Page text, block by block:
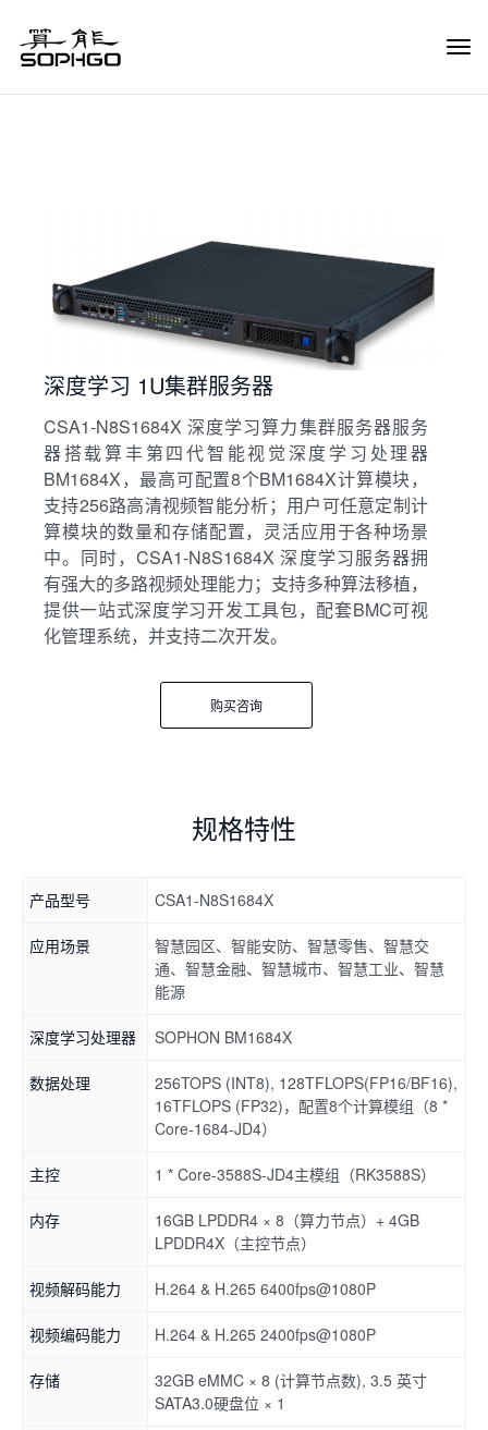
深度学习 1U集群服务器
CSA1-N8S1684X 深度学习算力集群服务器服务
器搭载算丰第四代智能视觉深度学习处理器
BM1684X，最高可配置8个BM1684X计算模块，
支持256路高清视频智能分析；用户可任意定制计
算模块的数量和存储配置，灵活应用于各种场景
中。同时，CSA1-N8S1684X 深度学习服务器拥
有强大的多路视频处理能力；支持多种算法移植，
提供一站式深度学习开发工具包，配套BMC可视
化管理系统，并支持二次开发。
购买咨询
规格特性
产品型号 CSA1-N8S1684X
应用场景
智慧园区、智能安防、智慧零售、智慧交
通、智慧金融、智慧城市、智慧工业、智慧
能源
深度学习处理器 SOPHON BM1684X
数据处理
256TOPS (INT8), 128TFLOPS(FP16/BF16),
16TFLOPS (FP32)，配置8个计算模组（8 *
Core-1684-JD4）
主控 1 * Core-3588S-JD4主模组（RK3588S）
内存
16GB LPDDR4 × 8（算力节点）+ 4GB
LPDDR4X（主控节点）
视频解码能力 H.264 & H.265 6400fps@1080P
视频编码能力 H.264 & H.265 2400fps@1080P
存储
32GB eMMC × 8 (计算节点数), 3.5 英寸
SATA3.0硬盘位 × 1